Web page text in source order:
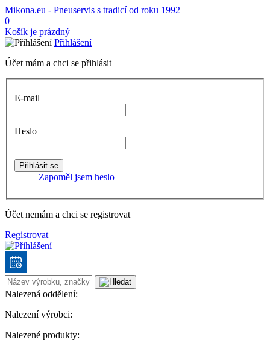
Mikona.eu - Pneuservis s tradicí od roku 1992
0
Košík je prázdný
Přihlášení
Účet mám a chci se přihlásit
E-mail
Heslo
Zapoměl jsem heslo
Účet nemám a chci se registrovat
Registrovat
Nalezená oddělení:
Nalezení výrobci:
Nalezené produkty: